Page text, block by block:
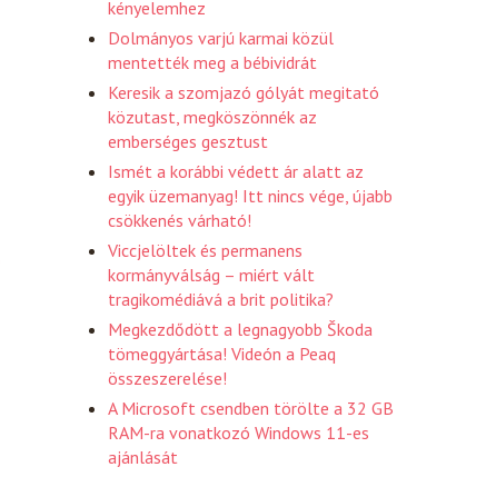
kényelemhez
Dolmányos varjú karmai közül
mentették meg a bébividrát
Keresik a szomjazó gólyát megitató
közutast, megköszönnék az
emberséges gesztust
Ismét a korábbi védett ár alatt az
egyik üzemanyag! Itt nincs vége, újabb
csökkenés várható!
Viccjelöltek és permanens
kormányválság – miért vált
tragikomédiává a brit politika?
Megkezdődött a legnagyobb Škoda
tömeggyártása! Videón a Peaq
összeszerelése!
A Microsoft csendben törölte a 32 GB
RAM-ra vonatkozó Windows 11-es
ajánlását